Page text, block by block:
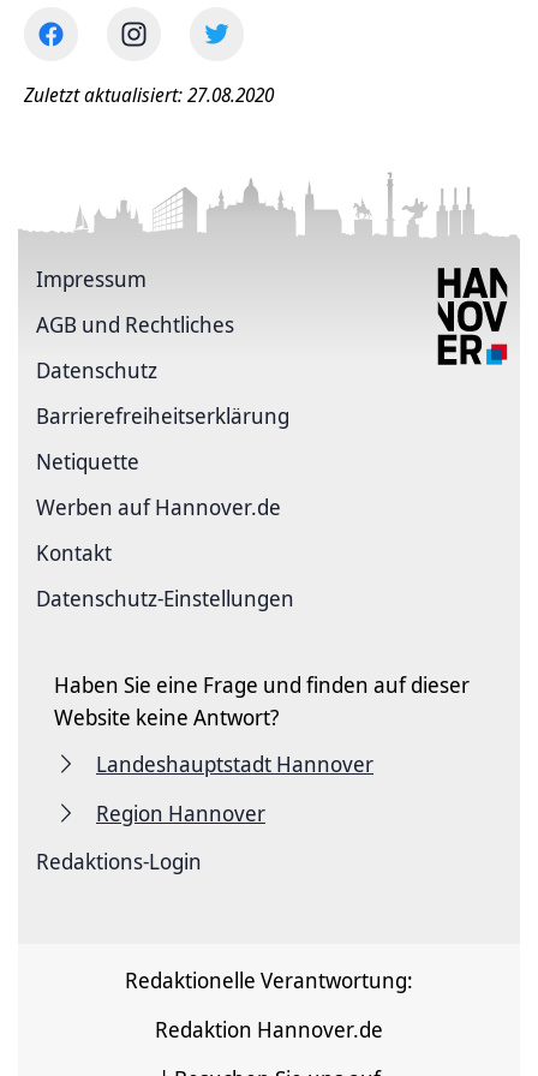
Zuletzt aktualisiert: 27.08.2020
Impressum
AGB und Rechtliches
Datenschutz
Barriere­freiheits­erklärung
Netiquette
Werben auf Hannover.de
Kontakt
Datenschutz-Einstellungen
Haben Sie eine Frage und finden auf dieser
Website keine Antwort?
Landeshauptstadt Hannover
Region Hannover
Redaktions-Login
Redaktionelle Verantwortung:
Redaktion Hannover.de